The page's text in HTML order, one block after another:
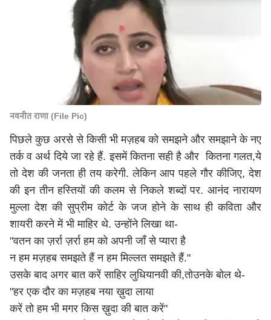
नवनीत राणा (File Pic)
पिछले कुछ अरसे से किसी भी मज़हब को समझने और समझाने के नए
तर्क व अर्थ दिये जा रहे हैं. इसमें कितना सही है और कितना गलत,ये
तो देश की जनता ही तय करेगी. लेकिन आप पहले गौर कीजिए, देश
की इन तीन हस्तियों की कलम से निकले शब्दों पर. आनंद नारायण
मुल्ला देश की सुप्रीम कोर्ट के जज होने के साथ ही कविता और
शायरी करने में भी माहिर थे. उन्होंने लिखा था-
"वतन का ज़र्रा ज़र्रा हम को अपनी जाँ से प्यारा है
न हम मज़हब समझते हैं न हम मिल्लत समझते हैं."
उसके बाद अगर बात करें साहिर लुधियानवी की,तोउनके बोल थे-
"हर एक दौर का मज़हब नया ख़ुदा लाया
करें तो हम भी मगर किस ख़ुदा की बात करें"